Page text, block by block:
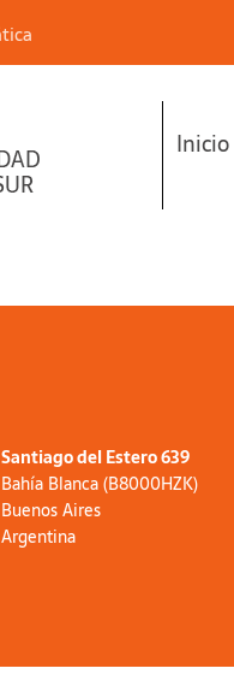
Inicio
Santiago del Estero 639
Bahía Blanca (B8000HZK)
Buenos Aires
Argentina